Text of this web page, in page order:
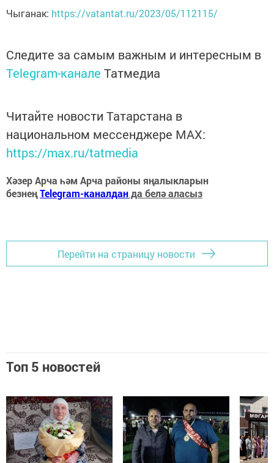
Чыганак: https://vatantat.ru/2023/05/112115/
Следите за самым важным и интересным в
Telegram-канале Татмедиа
Читайте новости Татарстана в
национальном мессенджере MАХ:
https://max.ru/tatmedia
Хәзер Арча һәм Арча районы яңалыкларын
безнеңTelegram-каналданда белә аласыз
Перейти на страницу новости
Топ 5 новостей